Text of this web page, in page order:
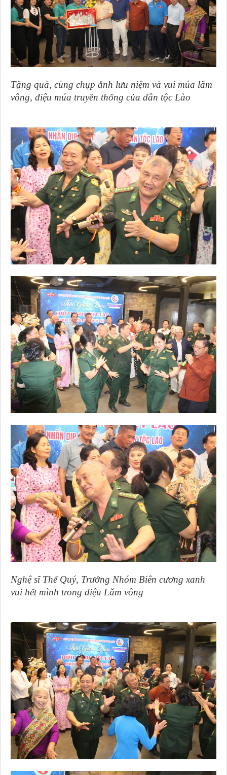
Tặng quà, cùng chụp ảnh lưu niệm và vui múa lăm
vông, điệu múa truyền thống của dân tộc Lào
Nghệ sĩ Thế Quý, Trưởng Nhóm Biên cương xanh
vui hết mình trong điệu Lăm vông